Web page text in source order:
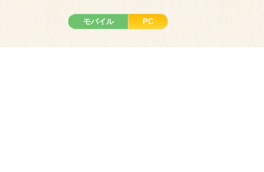
モバイル PC